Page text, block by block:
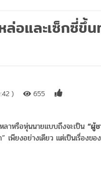
อและเซ็กซี่ขึ้
) 655
หรือหุ่นนายแบบถึงจะเป็น “ผู้ช
พียงอย่างเดียว แต่เป็นเรื่องข